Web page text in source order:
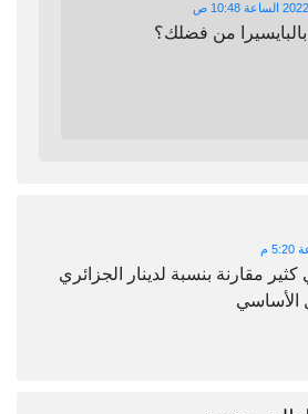
من فضلك؟
كثير مقارنة بنسبة لدينار الجزائري
الأساسي